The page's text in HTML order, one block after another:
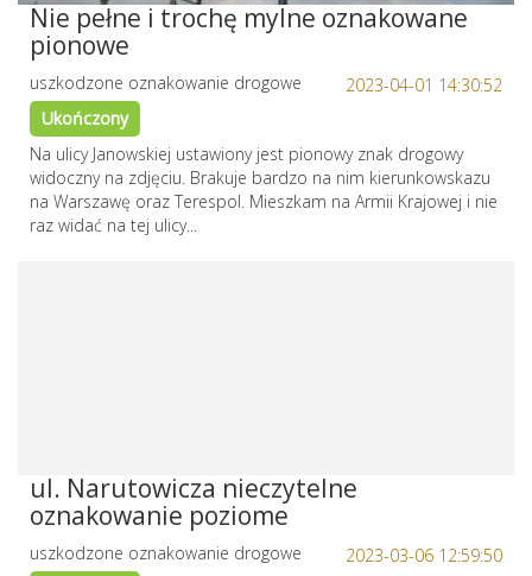
Nie pełne i trochę mylne oznakowane
pionowe
2023-04-01 14:30:52
uszkodzone oznakowanie drogowe
Ukończony
Na ulicy Janowskiej ustawiony jest pionowy znak drogowy
widoczny na zdjęciu. Brakuje bardzo na nim kierunkowskazu
na Warszawę oraz Terespol. Mieszkam na Armii Krajowej i nie
raz widać na tej ulicy...
ul. Narutowicza nieczytelne
oznakowanie poziome
2023-03-06 12:59:50
uszkodzone oznakowanie drogowe